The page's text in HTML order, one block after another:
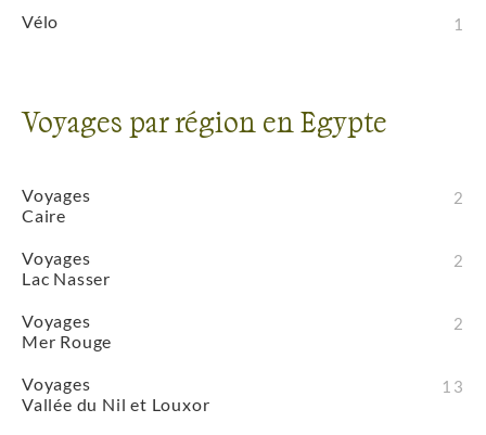
Vélo 1
Voyages par région en Egypte
Voyages
Caire
2
Voyages
Lac Nasser
2
Voyages
Mer Rouge
2
Voyages
Vallée du Nil et Louxor
13